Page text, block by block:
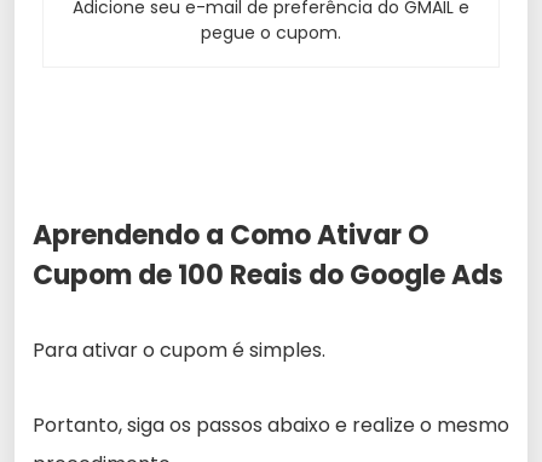
Adicione seu e-mail de preferência do GMAIL e
pegue o cupom.
Aprendendo a Como Ativar O
Cupom de 100 Reais do Google Ads
Para ativar o cupom é simples.
Portanto, siga os passos abaixo e realize o mesmo